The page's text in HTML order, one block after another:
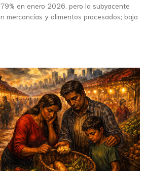
en enero 2026, pero la subyacente
mercancías y alimentos procesados; baja